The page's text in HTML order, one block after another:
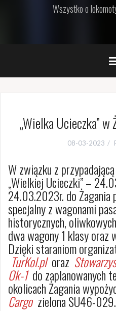
Wszystko o
„Wielka Ucieczka”
08-03-2023
W związku z
„Wielkiej Ucieczki” –
24.03.2023r. do Żagania
specjalny z wagonami
historycznych,
dwa wagony 1 klasy oraz
Dzięki staraniom
TurKol.pl oraz
Ok-1 do zaplanowanych
okolicach Żagania
Cargo zielona SU46-029.